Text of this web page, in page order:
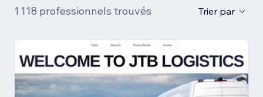
1 118 professionnels trouvés Trier par